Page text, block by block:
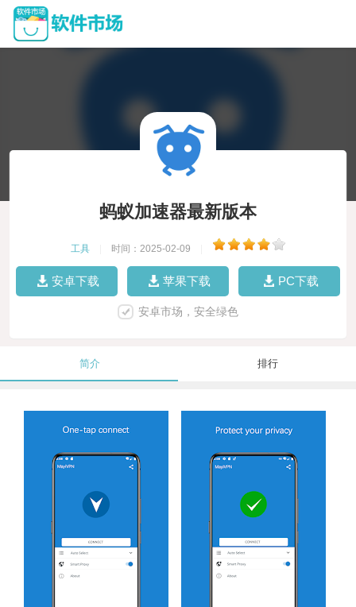
蚂蚁加速器最新版本
工具 时间：2025-02-09
安卓下载 苹果下载 PC下载
安卓市场，安全绿色
简介 排行